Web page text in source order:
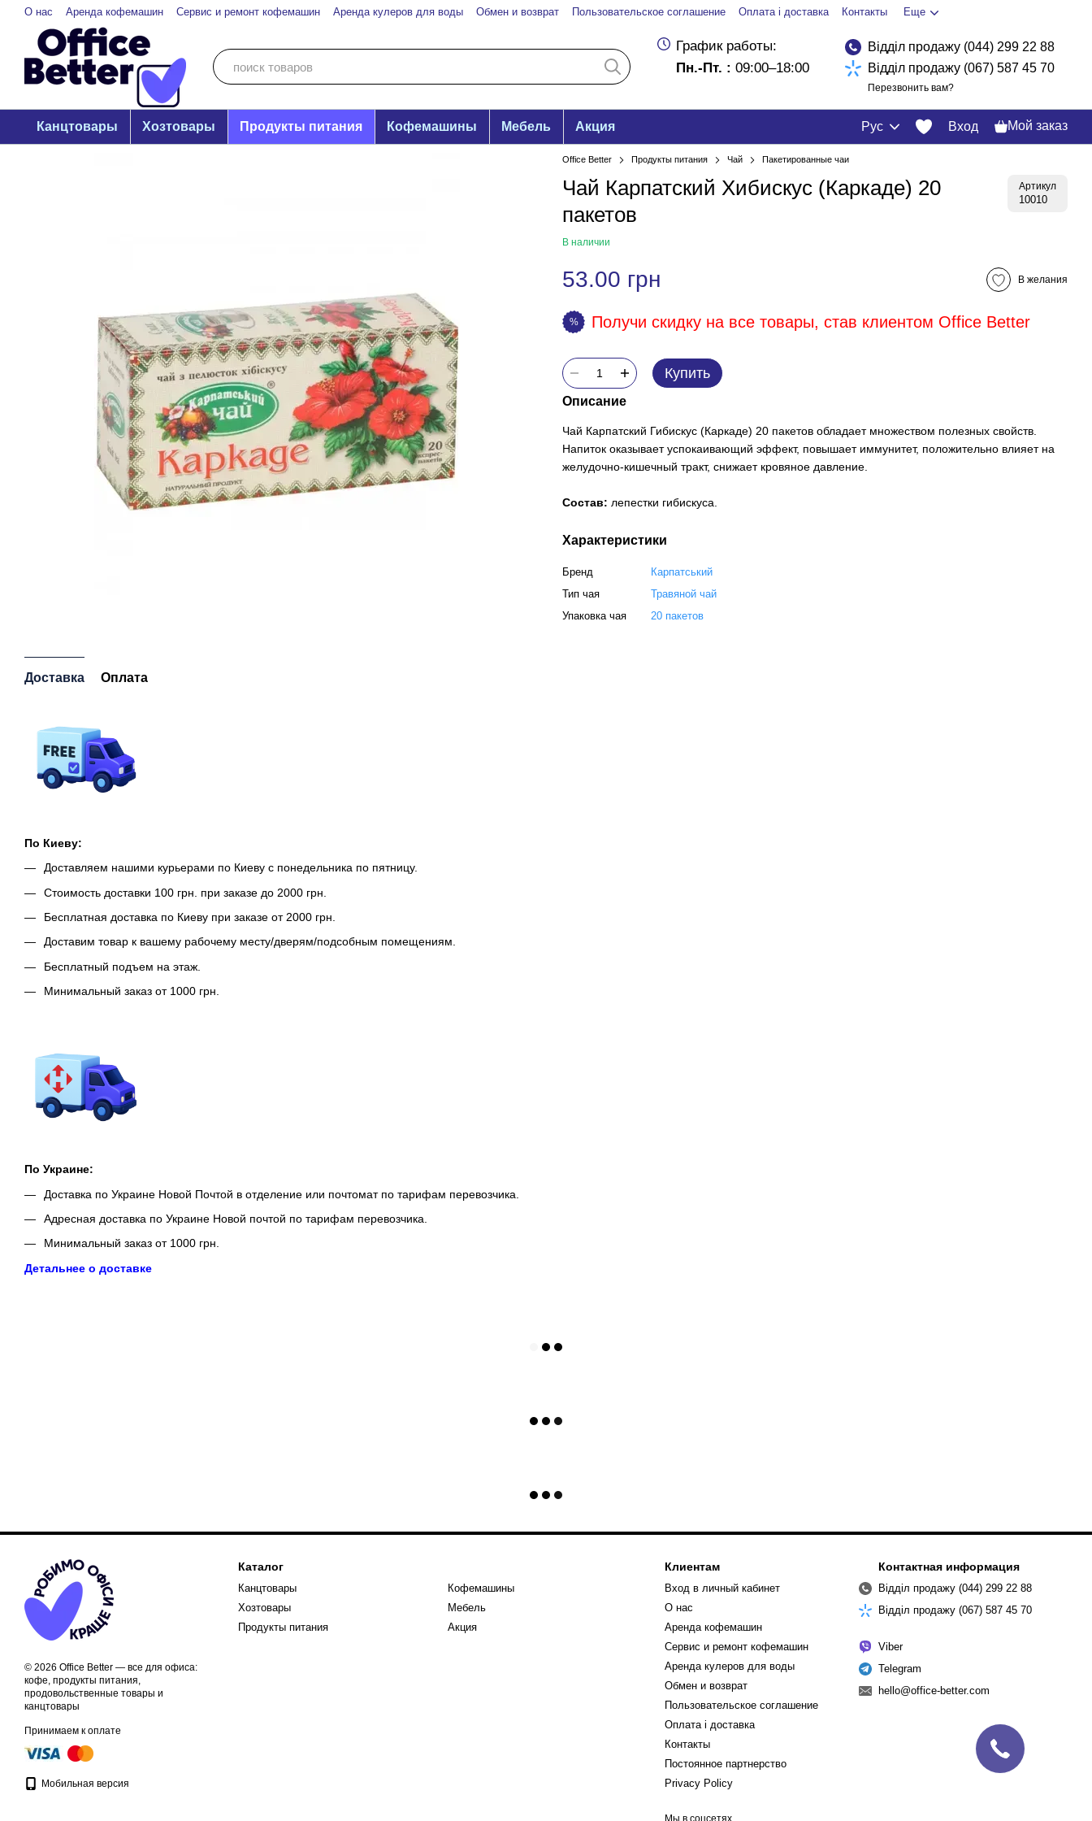
Перейти к основному контенту
О нас Аренда кофемашин Сервис и ремонт кофемашин Аренда кулеров для воды Обмен и возврат Пользовательское соглашение Оплата і доставка Контакты Еще
График работы:
Пн.-Пт. : 09:00–18:00
Відділ продажу (044) 299 22 88
Відділ продажу (067) 587 45 70
Перезвонить вам?
Канцтовары Хозтовары Продукты питания Кофемашины Мебель Акция Рус Вход Мой заказ
Доставка Оплата
По Киеву:
Доставляем нашими курьерами по Киеву с понедельника по пятницу.
Стоимость доставки 100 грн. при заказе до 2000 грн.
Бесплатная доставка по Киеву при заказе от 2000 грн.
Доставим товар к вашему рабочему месту/дверям/подсобным помещениям.
Бесплатный подъем на этаж.
Минимальный заказ от 1000 грн.
По Украине:
Доставка по Украине Новой Почтой в отделение или почтомат по тарифам перевозчика.
Адресная доставка по Украине Новой почтой по тарифам перевозчика.
Минимальный заказ от 1000 грн.
Детальнее о доставке
Office Better Продукты питания Чай Пакетированные чаи
Чай Карпатский Хибискус (Каркаде) 20
пакетов
Артикул
10010
В наличии
53.00 грн В желания
% Получи скидку на все товары, став клиентом Office Better
Купить
Описание
Чай Карпатский Гибискус (Каркаде) 20 пакетов обладает множеством полезных свойств.
Напиток оказывает успокаивающий эффект, повышает иммунитет, положительно влияет на
желудочно-кишечный тракт, снижает кровяное давление.
Состав: лепестки гибискуса.
Характеристики
Бренд
Карпатський
Тип чая
Травяной чай
Упаковка чая
20 пакетов
© 2026 Office Better — все для офиса:
кофе, продукты питания,
продовольственные товары и
канцтовары
Принимаем к оплате
Мобильная версия
Каталог
Канцтовары
Хозтовары
Продукты питания
Кофемашины
Мебель
Акция
Клиентам
Вход в личный кабинет
О нас
Аренда кофемашин
Сервис и ремонт кофемашин
Аренда кулеров для воды
Обмен и возврат
Пользовательское соглашение
Оплата і доставка
Контакты
Постоянное партнерство
Privacy Policy
Мы в соцсетях
Контактная информация
Відділ продажу (044) 299 22 88
Відділ продажу (067) 587 45 70
Viber
Telegram
hello@office-better.com